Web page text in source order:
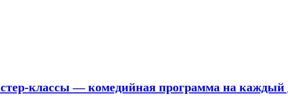
классы — комедийная программа на каждый